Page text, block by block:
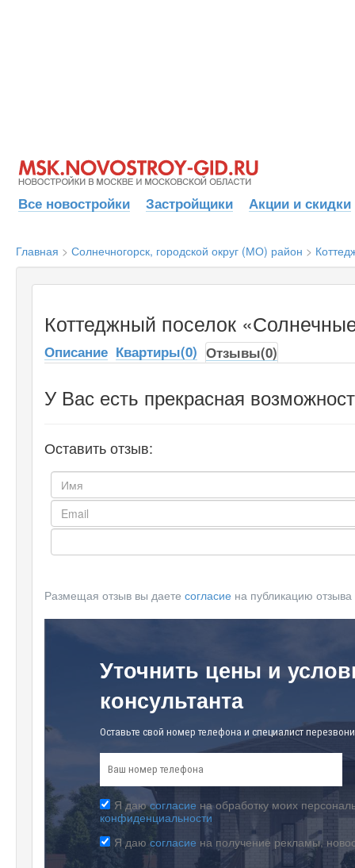
Все новостройки Застройщики Акции и скидки
Главная > Солнечногорск, городской округ (МО) район >
Коттеджный поселок
Описание Квартиры(0) Отзывы(0)
У Вас есть прекрасная
Оставить отзыв:
Размещая отзыв вы даете согласие на публикацию отзыва
Уточнить цены и
консультанта
Оставьте свой номер телефона и специалист
Я даюсогласие на обработку моих
конфиденциальности
Я даю согласие на получение рекламы,